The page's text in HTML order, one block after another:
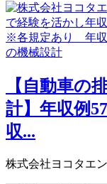
【自動車の
計】年収例
収...
株式会社ヨコタエ